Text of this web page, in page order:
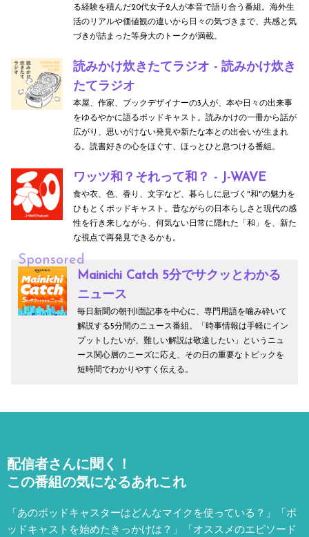
る経験を積んだ20代女子2人が本音で語り合う番組。海外生
活のリアルや価値観の違いから日々の気づきまで、共感と気
づきが詰まった等身大のトークが満載。
読みかけ炊きたてラジオ - 読みかけ炊き
たてラジオ
本屋、作家、ブックデザイナーの3人が、本や日々の出来事
をゆるやかに語るポッドキャスト。読みかけの一冊から話が
広がり、思いがけない発見や新たな本との出会いが生まれ
る。読書好きの心をほぐす、ほっとひと息つける番組。
ワッツ和？それって和？ - J-WAVE
食や衣、色、香り、文字など、暮らしに息づく"和"の魅力を
ひもとくポッドキャスト。昔ながらの日本らしさと現代の感
性を行き来しながら、何気ない日常に隠れた「和」を、新た
な視点で再発見できるかも。
Sponsored
Mainichi Catch 5分でサクッとわかる
ニュース
毎日新聞の朝刊1面記事を中心に、専門用語を噛み砕いて
解説する5分間のニュース番組。「時事情報は手軽にイン
プットしたいが、難しい解説は敬遠したい」というニュ
ース関心層のニーズに応え、その日の重要なトピックを
短時間でわかりやすく伝える。
配信者さんに聞く！
この番組の気になるあれこれ
「あのポッドキャスターはどんなマイクを使っている？」「ポ
ッドキャストを始めたきっかけは？」「オススメのエピソード